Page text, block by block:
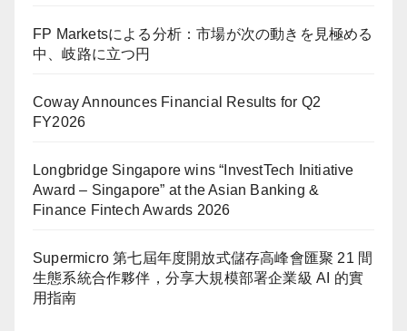
FP Marketsによる分析：市場が次の動きを見極める
中、岐路に立つ円
Coway Announces Financial Results for Q2
FY2026
Longbridge Singapore wins “InvestTech Initiative
Award – Singapore” at the Asian Banking &
Finance Fintech Awards 2026
Supermicro 第七屆年度開放式儲存高峰會匯聚 21 間
生態系統合作夥伴，分享大規模部署企業級 AI 的實
用指南